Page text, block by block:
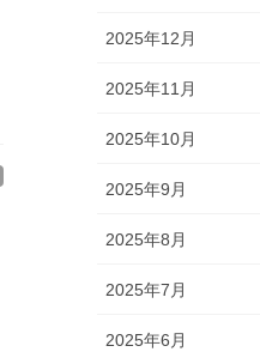
2025年12月
2025年11月
2025年10月
2025年9月
2025年8月
2025年7月
2025年6月